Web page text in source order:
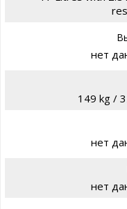
нет
149 kg /
нет
нет